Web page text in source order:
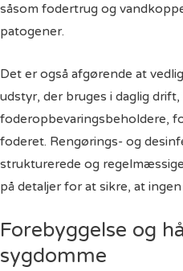
såsom fodertrug og
patogener.
Det er også afgørende at
udstyr, der bruges i daglig
foderopbevaringsbeholdere,
foderet. Rengørings- og
strukturerede og
på detaljer for at sikre, at
Forebyggelse og
sygdomme